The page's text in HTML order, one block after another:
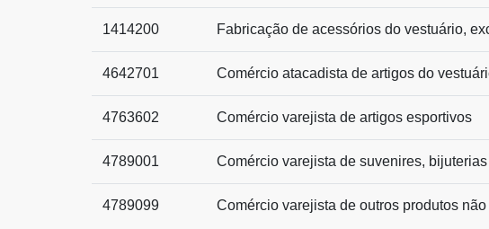
1414200 Fabricação de acessórios do vestuário,
4642701 Comércio atacadista de artigos do
4763602 Comércio varejista de artigos esportivos
4789001 Comércio varejista de suvenires,
4789099 Comércio varejista de outros produtos